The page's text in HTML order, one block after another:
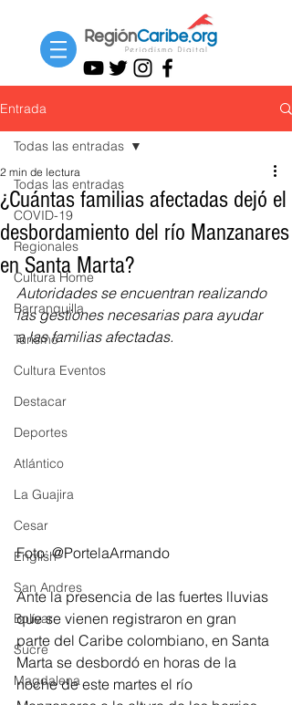
Entrada
Todas las entradas
COVID-19
Regionales
Cultura Home
Barranquilla
Turismo
Cultura Eventos
Destacar
Deportes
Atlántico
La Guajira
Cesar
English
San Andres
Bolívar
Sucre
Magdalena
Todas las entradas
¿Cuántas familias afectadas dejó el
desbordamiento del río Manzanares
en Santa Marta?
2 min de lectura
Autoridades se encuentran realizando
las gestiones necesarias para ayudar
a las familias afectadas.
Foto: @PortelaArmando
Ante la presencia de las fuertes lluvias
que se vienen registraron en gran
parte del Caribe colombiano, en Santa
Marta se desbordó en horas de la
noche de este martes el río